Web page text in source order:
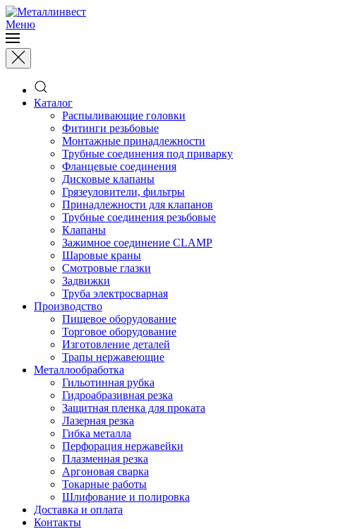
Меню
Каталог
Распыливающие головки
Фитинги резьбовые
Монтажные принадлежности
Трубные соединения под приварку
Фланцевые соединения
Дисковые клапаны
Грязеуловители, фильтры
Принадлежности для клапанов
Трубные соединения резьбовые
Клапаны
Зажимное соединение CLAMP
Шаровые краны
Смотровые глазки
Задвижки
Труба электросварная
Производство
Пищевое оборудование
Торговое оборудование
Изготовление деталей
Трапы нержавеющие
Металлообработка
Гильотинная рубка
Гидроабразивная резка
Защитная пленка для проката
Лазерная резка
Гибка металла
Перфорация нержавейки
Плазменная резка
Аргоновая сварка
Токарные работы
Шлифование и полировка
Доставка и оплата
Контакты